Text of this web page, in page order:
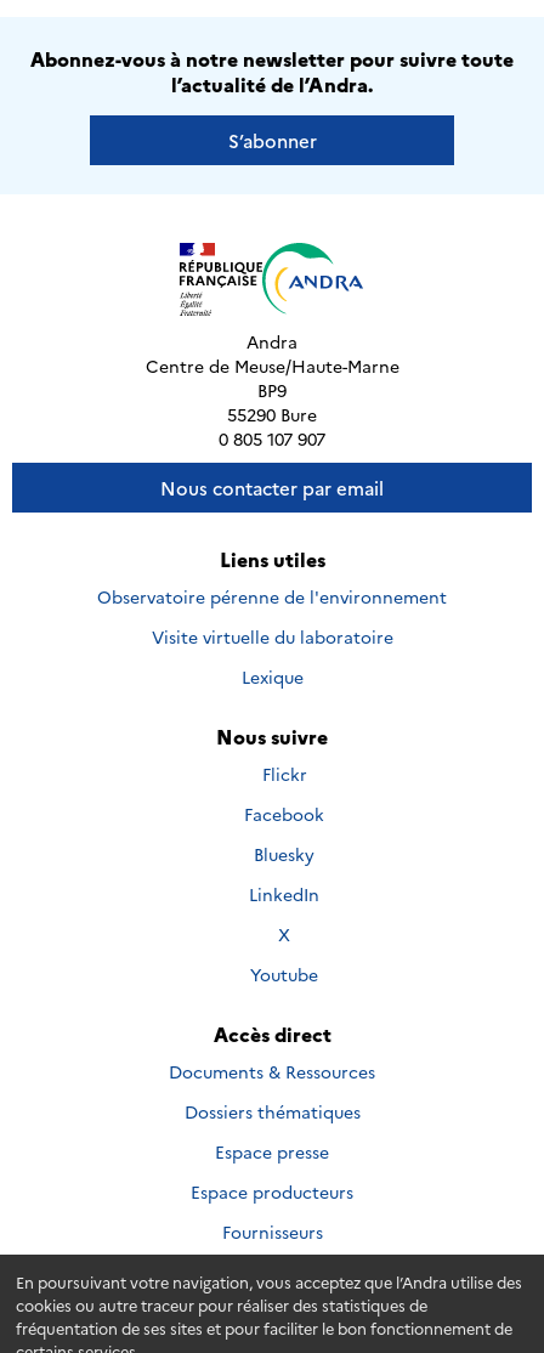
En poursuivant votre navigation, vous acceptez que l’Andra utilise des
cookies ou autre traceur pour réaliser des statistiques de
fréquentation de ses sites et pour faciliter le bon fonctionnement de
Abonnez-vous à notre newsletter pour suivre toute
l’actualité de l’Andra.
S’abonner
Andra
Centre de Meuse/Haute-Marne
BP9
55290 Bure
0 805 107 907
Nous contacter par email
Liens utiles
Observatoire pérenne de l'environnement
Visite virtuelle du laboratoire
Lexique
Nous suivre
Nous
sur
Flickr
Nous
sur
Facebook
Nous
sur
Bluesky
Nous
LinkedIn
Nous
sur
X
Nous
sur
Youtube
Accès direct
Documents & Ressources
Dossiers thématiques
Espace presse
Espace producteurs
Fournisseurs
Plan du site Accessibilité Crédits
Mentions légales